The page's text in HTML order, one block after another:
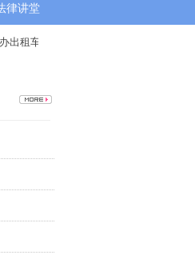
租车驾驶员创文专题培训班
律讲堂